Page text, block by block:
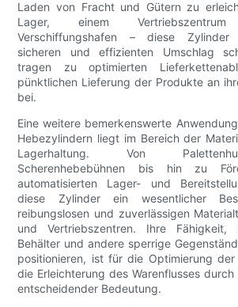
Laden von Fracht und Gütern zu
Lager, einem
Verschiffungshafen – diese Zylinder
sicheren und effizienten Umschlag
tragen zu optimierten
pünktlichen Lieferung der Produkte an
bei.
Eine weitere bemerkenswerte
Hebezylindern liegt im Bereich der
Lagerhaltung. Von
Scherenhebebühnen bis hin zu
automatisierten Lager- und
diese Zylinder ein wesentlicher
reibungslosen und zuverlässigen
und Vertriebszentren. Ihre Fähigkeit,
Behälter und andere sperrige
positionieren, ist für die Optimierung der
die Erleichterung des Warenflusses
entscheidender Bedeutung.